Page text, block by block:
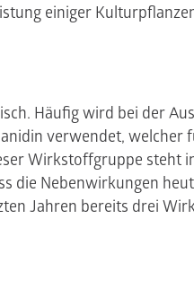
einiger
Häufig wird bei der
verwendet, welcher
Wirkstoffgruppe steht
die Nebenwirkungen
Jahren bereits drei